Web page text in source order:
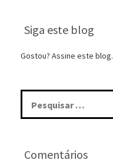
Siga este blog
Gostou? Assine este blog.
Pesquisar
por:
Comentários